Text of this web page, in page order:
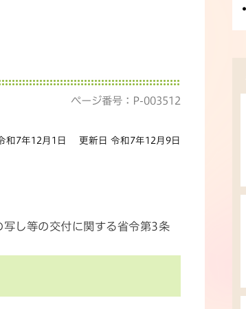
ページ番号：P-003512
和7年12月1日 更新日 令和7年12月9日
し等の交付に関する省令第3条